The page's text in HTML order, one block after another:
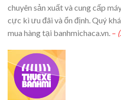
chuyên sản xuất và cung cấp
cực kì ưu đãi và ổn định. Quý
mua hàng tại banhmichaca.vn. –